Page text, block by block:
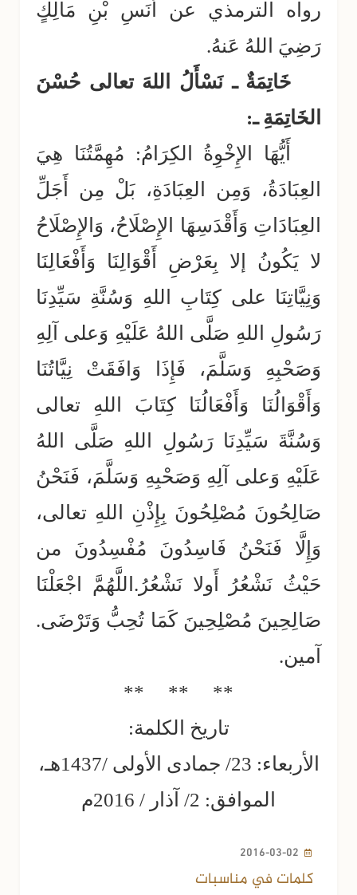
رواه الترمذي عن أَنَسِ بْنِ مَالِكٍ
رَضِيَ اللهُ عَنهُ.
خَاتِمَةٌ ـ نَسْأَلُ اللهَ تعالى حُسْنَ
الخَاتِمَةِ ـ:
أَيُّهَا الإِخْوِةُ الكِرَامُ: مُهِمَّتُنَا هِيَ
العِبَادَةُ، وَمِن العِبَادَةِ، بَلْ مِن أَجَلِّ
العِبَادَاتِ وَأَقْدَسِهَا الإِصْلَاحُ، وَالإِصْلَاحُ
لا يَكُونُ إلا بِعَرْضِ أَقْوَالِنَا وَأَفْعَالِنَا
وَنِيَّاتِنَا على كِتَابِ اللهِ وَسُنَّةِ سَيِّدِنَا
رَسُولِ اللهِ صَلَّى اللهُ عَلَيْهِ وَعلى آلِهِ
وَصَحْبِهِ وَسَلَّمَ، فَإِذَا وَافَقَتْ نِيَّاتُنَا
وَأَقْوَالُنَا وَأَفْعَالُنَا كِتَابَ اللهِ تعالى
وَسُنَّةَ سَيِّدِنَا رَسُولِ اللهِ صَلَّى اللهُ
عَلَيْهِ وَعلى آلِهِ وَصَحْبِهِ وَسَلَّمَ، فَنَحْنُ
صَالِحُونَ مُصْلِحُونَ بِإِذْنِ اللهِ تعالى،
وَإِلَّا فَنَحْنُ فَاسِدُونَ مُفْسِدُونَ من
حَيْثُ نَشْعُرُ أَولا نَشْعُرُ.اللَّهُمَّ اجْعَلْنَا
صَالِحِينَ مُصْلِحِينَ كَمَا تُحِبُّ وَتَرْضَى.
آمين.
**
**
**
تاريخ الكلمة:
الأربعاء: 23/ جمادى الأولى /1437هـ،
الموافق: 2/ آذار / 2016م
2016-03-02
كلمات في مناسبات